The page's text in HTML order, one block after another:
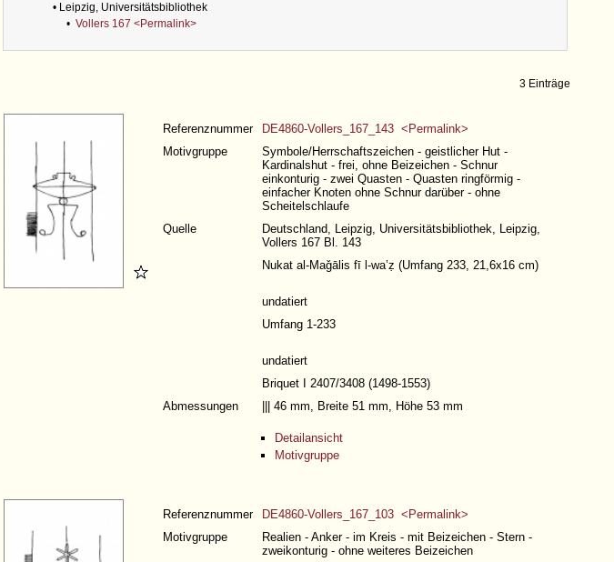
• Leipzig, Universitätsbibliothek
•Vollers 167 <Permalink>
3 Einträge
Referenznummer
DE4860-Vollers_167_143 <Permalink>
Motivgruppe
Symbole/Herrschaftszeichen - geistlicher Hut -
Kardinalshut - frei, ohne Beizeichen - Schnur
einkonturig - zwei Quasten - Quasten ringförmig -
einfacher Knoten ohne Schnur darüber - ohne
Scheitelschlaufe
Quelle
Deutschland, Leipzig, Universitätsbibliothek, Leipzig,
Vollers 167 Bl. 143
Nukat al-Maǧālis fī l-waʽẓ (Umfang 233, 21,6x16 cm)
undatiert
Umfang 1-233
undatiert
Briquet I 2407/3408 (1498-1553)
Abmessungen
||| 46 mm, Breite 51 mm, Höhe 53 mm
Detailansicht
Motivgruppe
Referenznummer
DE4860-Vollers_167_103 <Permalink>
Motivgruppe
Realien - Anker - im Kreis - mit Beizeichen - Stern -
zweikonturig - ohne weiteres Beizeichen